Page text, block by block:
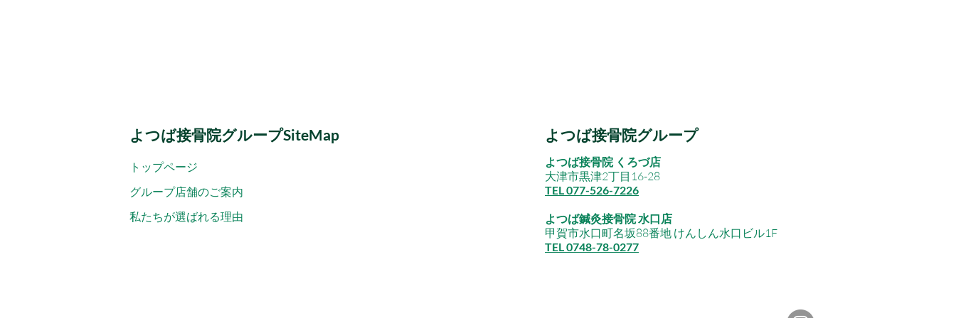
よつば接骨院グループSiteMap
トップページ
グループ店舗のご案内
私たちが選ばれる理由
よつば接骨院グループ
よつば接骨院 くろづ店
大津市黒津2丁目16-28
​TEL 077-526-7226
よつば鍼灸接骨院 水口店
甲賀市水口町名坂88番地 けんしん水口ビル1F
​TEL 0748-78-0277